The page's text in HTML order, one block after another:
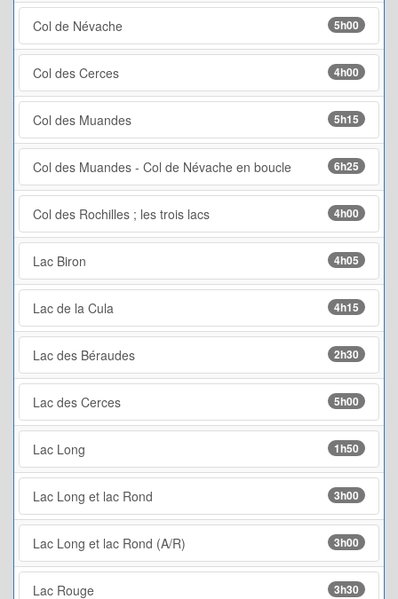
Col de Névache 5h00
Col des Cerces 4h00
Col des Muandes 5h15
Col des Muandes - Col de Névache en boucle 6h25
Col des Rochilles ; les trois lacs 4h00
Lac Biron 4h05
Lac de la Cula 4h15
Lac des Béraudes 2h30
Lac des Cerces 5h00
Lac Long 1h50
Lac Long et lac Rond 3h00
Lac Long et lac Rond (A/R) 3h00
Lac Rouge 3h30